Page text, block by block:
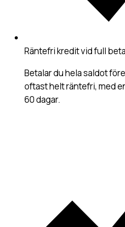
Räntefri kredit vid full
Betalar du hela saldot
oftast helt räntefri, med
60 dagar.